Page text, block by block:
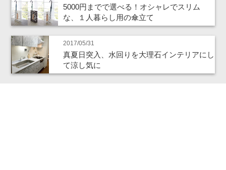
5000円までで選べる！オシャレでスリム
な、１人暮らし用の傘立て
2017/05/31
真夏日突入、水回りを大理石インテリアにし
て涼し気に